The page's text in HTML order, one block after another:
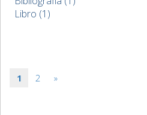
Libro (1)
1 2 »